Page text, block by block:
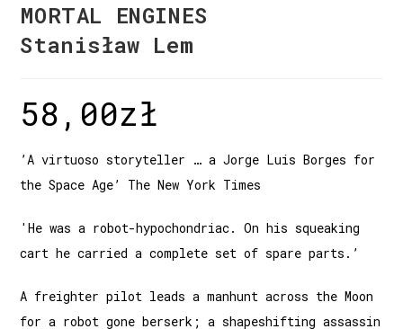
MORTAL ENGINES
Stanisław Lem
58,00zł
’A virtuoso storyteller … a Jorge Luis Borges for
the Space Age’ The New York Times
'He was a robot-hypochondriac. On his squeaking
cart he carried a complete set of spare parts.’
A freighter pilot leads a manhunt across the Moon
for a robot gone berserk; a shapeshifting assassin